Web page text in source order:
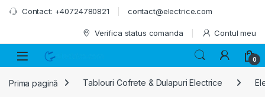
Skip to navigation
Skip to content
Contact: +40724780821 contact@electrice.com
Verifica status comanda Contul meu
0
Prima pagină Tablouri Cofrete & Dulapuri Electrice